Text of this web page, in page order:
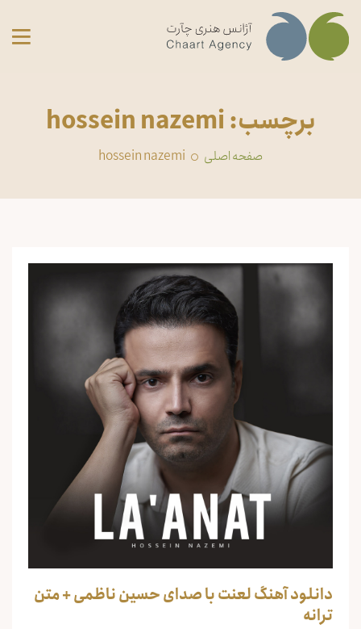
برچسب: hossein nazemi
صفحه اصلی hossein nazemi
دانلود آهنگ لعنت با صدای حسین ناظمی + متن
ترانه